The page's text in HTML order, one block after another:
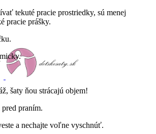
tekuté pracie prostriedky, sú menej
pracie prášky.
šaty ňou strácajú objem!
praním.
a nechajte voľne vyschnúť.